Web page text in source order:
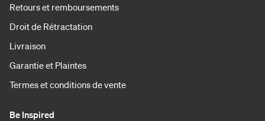
Retours et remboursements
Droit de Rétractation
Livraison
Garantie et Plaintes
Termes et conditions de vente
Be Inspired